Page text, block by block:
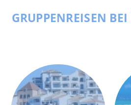
GRUPPENREISEN BEI